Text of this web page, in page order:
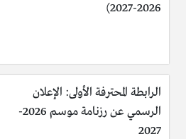
2026-2027)
الرابطة المحترفة الأولى: الإعلان
الرسمي عن رزنامة موسم 2026-
2027